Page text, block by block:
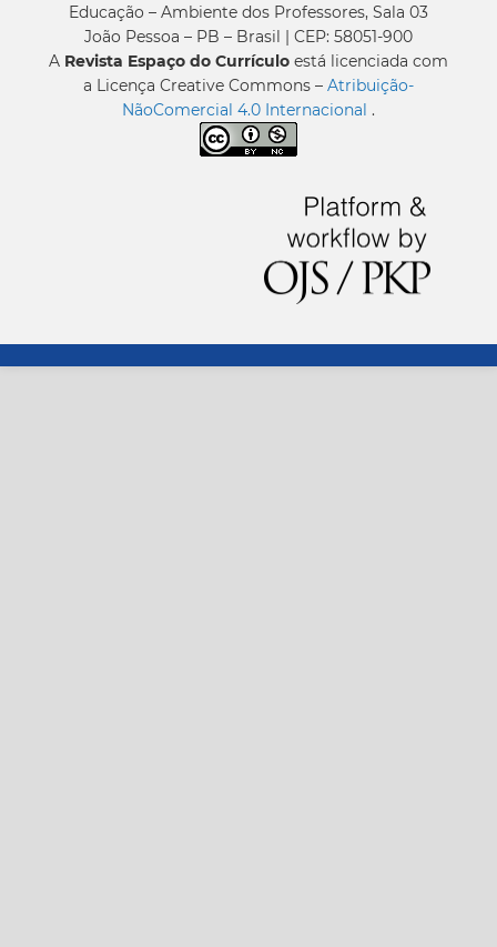
Educação – Ambiente dos Professores, Sala 03
João Pessoa – PB – Brasil | CEP: 58051-900
A Revista Espaço do Currículo está licenciada com
a Licença Creative Commons – Atribuição-
NãoComercial 4.0 Internacional .